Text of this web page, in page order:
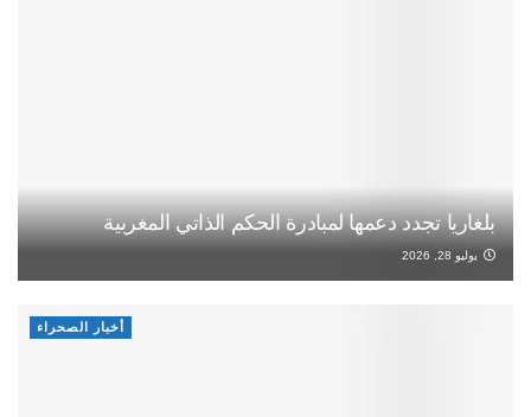
بلغاريا تجدد دعمها لمبادرة الحكم الذاتي المغربية
يوليو 28, 2026
أخبار الصحراء